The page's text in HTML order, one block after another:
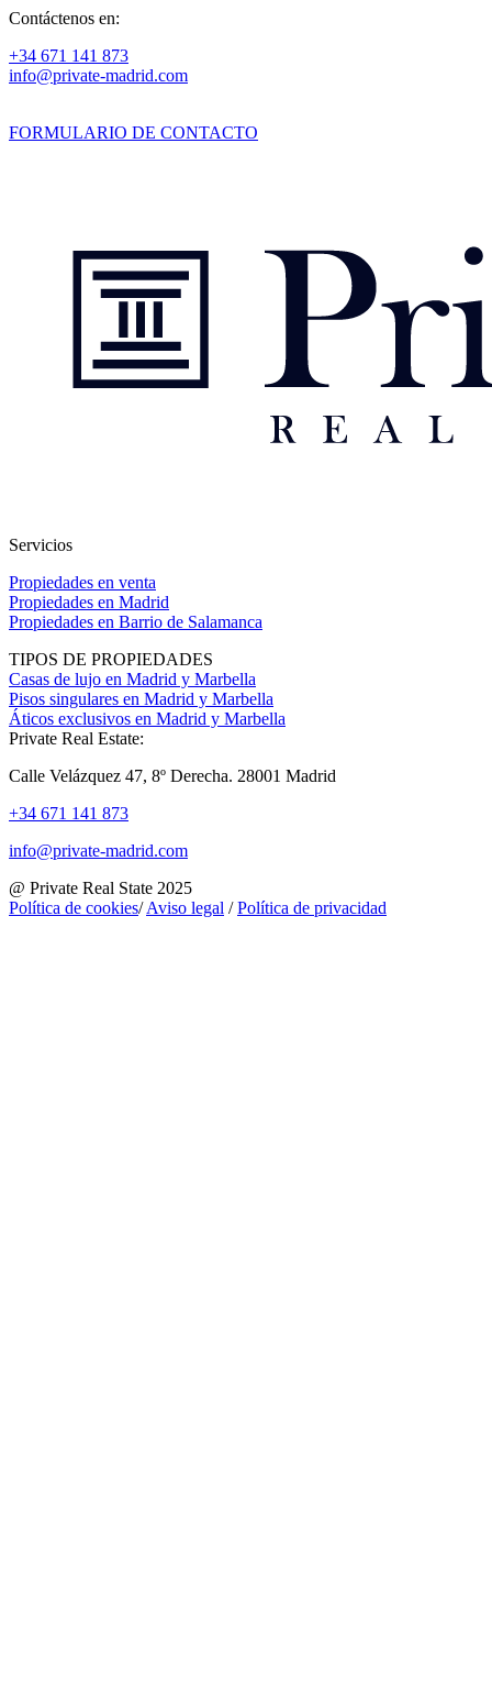
Contáctenos en:
+34 671 141 873
info@private-madrid.com
FORMULARIO DE CONTACTO
Servicios
Propiedades en venta
Propiedades en Madrid
Propiedades en Barrio de Salamanca
TIPOS DE PROPIEDADES
Casas de lujo en Madrid y Marbella
Pisos singulares en Madrid y Marbella
Áticos exclusivos en Madrid y Marbella
Private Real Estate:
Calle Velázquez 47, 8º Derecha. 28001 Madrid
+34 671 141 873
info@private-madrid.com
@ Private Real State 2025
Política de cookies/Aviso legal /Política de privacidad